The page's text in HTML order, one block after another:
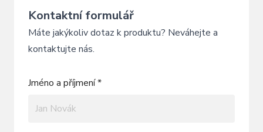
Kontaktní formulář
Máte jakýkoliv dotaz k produktu? Neváhejte a
kontaktujte nás.
Jméno a příjmení *